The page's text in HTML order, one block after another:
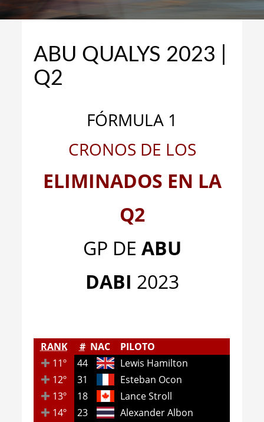
ABU QUALYS 2023 |
Q2
FÓRMULA 1
CRONOS DE LOS
ELIMINADOS EN LA
Q2
GP DE ABU
DABI 2023
RANK # NAC
PILOTO
11º
44
Lewis Hamilton
12º
31
Esteban Ocon
13º
18
Lance Stroll
14º
23
Alexander Albon